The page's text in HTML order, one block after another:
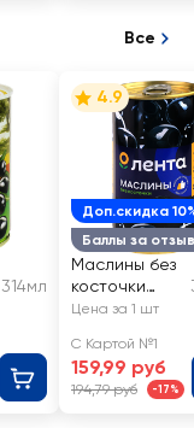
Все
314мл
Доп.скидка
Баллы за отзыв
4.9
Маслины без
косточки
ЛЕНТА
крупные
Цена за 1 шт
С Картой №1
159,99 руб
194,79 руб -17%